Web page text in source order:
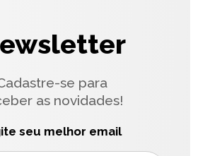
se para
as novidades!
seu melhor email